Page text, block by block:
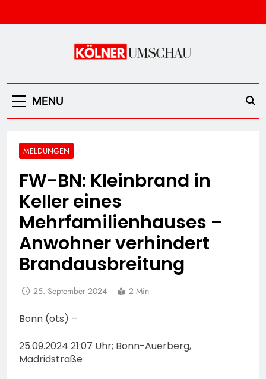
to
Kölner Umschau
MENU
MELDUNGEN
FW-BN: Kleinbrand in
Keller eines
Mehrfamilienhauses –
Anwohner verhindert
Brandausbreitung
25. September 2024 2 Min
Bonn (ots) –
25.09.2024 21:07 Uhr; Bonn-Auerberg,
Madridstraße